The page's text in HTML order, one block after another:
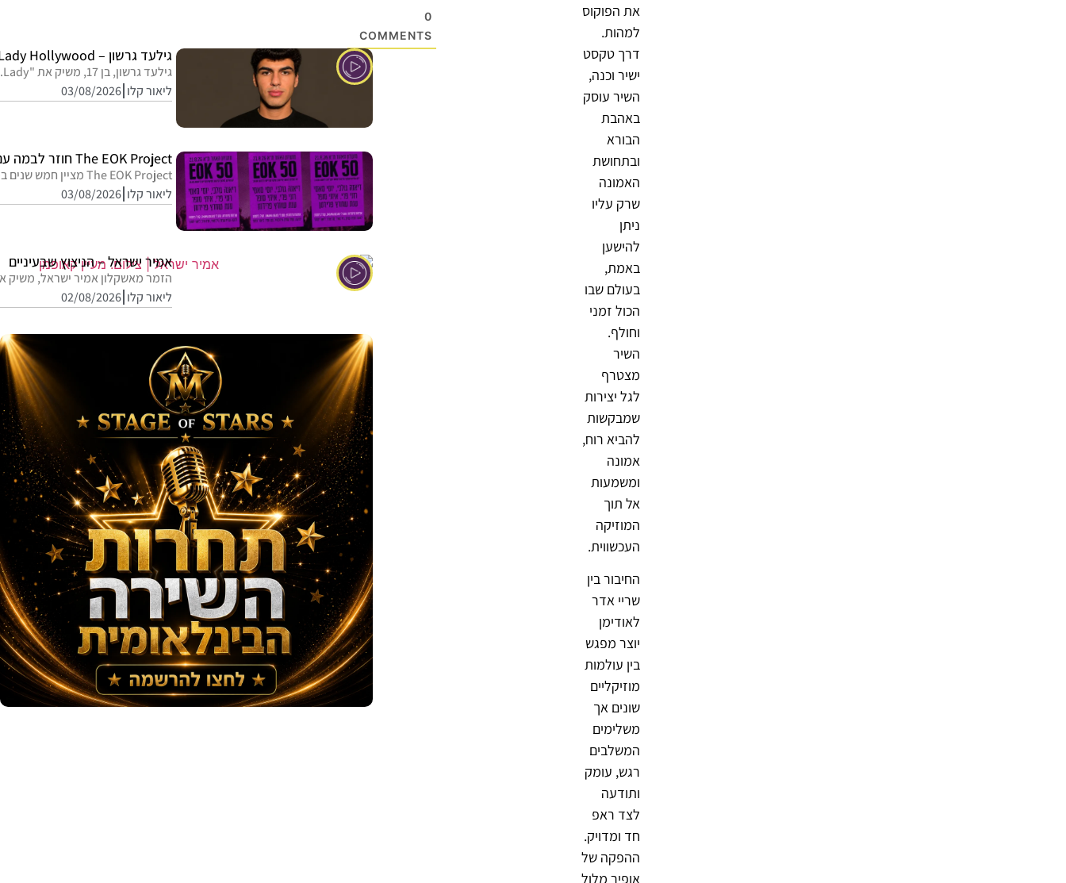
את הפוקוס
למהות.
דרך טקסט
ישיר וכנה,
השיר עוסק
באהבת
הבורא
ובתחושת
האמונה
שרק עליו
ניתן
להישען
באמת,
בעולם שבו
הכול זמני
וחולף.
השיר
מצטרף
לגל יצירות
שמבקשות
להביא רוח,
אמונה
ומשמעות
אל תוך
המוזיקה
העכשווית.
החיבור בין
שריי אדר
לאודימן
יוצר מפגש
בין עולמות
מוזיקליים
שונים אך
משלימים
המשלבים
רגש, עומק
ותודעה
לצד ראפ
חד ומדויק.
ההפקה של
אופיר מלול
0
COMMENTS
גילעד גרשון – Lady Hollywood
גילעד גרשון, בן 17, משיק את "Lady...
ליאור קלו 03/08/2026
The EOK Project חוזר לבמה עם מופע חגיגי
The EOK Project מציין חמש שנים במופע...
ליאור קלו 03/08/2026
אמיר ישראל – הניצוץ שבעיניים
הזמר מאשקלון אמיר ישראל, משיק
ליאור קלו 02/08/2026